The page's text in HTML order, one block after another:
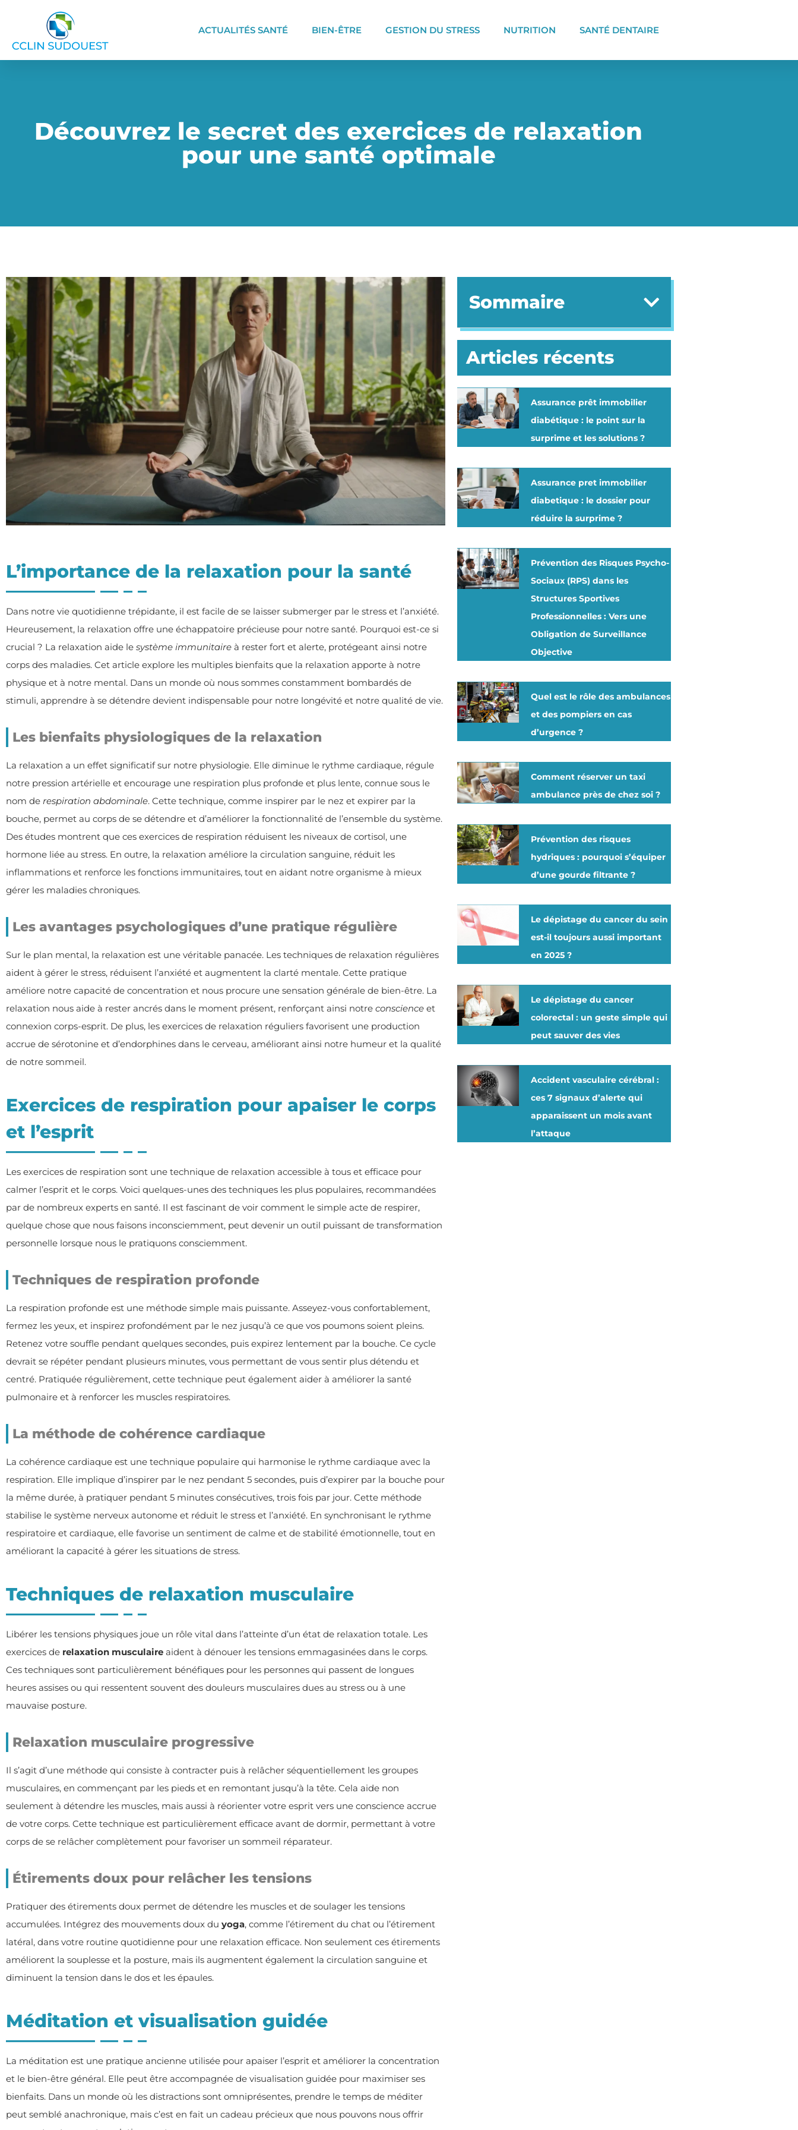
ACTUALITÉS SANTÉ BIEN-ÊTRE GESTION DU STRESS NUTRITION SANTÉ DENTAIRE
Découvrez le secret des exercices de relaxation
pour une santé optimale
L’importance de la relaxation pour la santé
Dans notre vie quotidienne trépidante, il est facile de se laisser submerger par le stress et l’anxiété.
Heureusement, la relaxation offre une échappatoire précieuse pour notre santé. Pourquoi est-ce si
crucial ? La relaxation aide le système immunitaire à rester fort et alerte, protégeant ainsi notre
corps des maladies. Cet article explore les multiples bienfaits que la relaxation apporte à notre
physique et à notre mental. Dans un monde où nous sommes constamment bombardés de
stimuli, apprendre à se détendre devient indispensable pour notre longévité et notre qualité de vie.
Les bienfaits physiologiques de la relaxation
La relaxation a un effet significatif sur notre physiologie. Elle diminue le rythme cardiaque, régule
notre pression artérielle et encourage une respiration plus profonde et plus lente, connue sous le
nom de respiration abdominale. Cette technique, comme inspirer par le nez et expirer par la
bouche, permet au corps de se détendre et d’améliorer la fonctionnalité de l’ensemble du système.
Des études montrent que ces exercices de respiration réduisent les niveaux de cortisol, une
hormone liée au stress. En outre, la relaxation améliore la circulation sanguine, réduit les
inflammations et renforce les fonctions immunitaires, tout en aidant notre organisme à mieux
gérer les maladies chroniques.
Les avantages psychologiques d’une pratique régulière
Sur le plan mental, la relaxation est une véritable panacée. Les techniques de relaxation régulières
aident à gérer le stress, réduisent l’anxiété et augmentent la clarté mentale. Cette pratique
améliore notre capacité de concentration et nous procure une sensation générale de bien-être. La
relaxation nous aide à rester ancrés dans le moment présent, renforçant ainsi notre conscience et
connexion corps-esprit. De plus, les exercices de relaxation réguliers favorisent une production
accrue de sérotonine et d’endorphines dans le cerveau, améliorant ainsi notre humeur et la qualité
de notre sommeil.
Exercices de respiration pour apaiser le corps
et l’esprit
Les exercices de respiration sont une technique de relaxation accessible à tous et efficace pour
calmer l’esprit et le corps. Voici quelques-unes des techniques les plus populaires, recommandées
par de nombreux experts en santé. Il est fascinant de voir comment le simple acte de respirer,
quelque chose que nous faisons inconsciemment, peut devenir un outil puissant de transformation
personnelle lorsque nous le pratiquons consciemment.
Techniques de respiration profonde
La respiration profonde est une méthode simple mais puissante. Asseyez-vous confortablement,
fermez les yeux, et inspirez profondément par le nez jusqu’à ce que vos poumons soient pleins.
Retenez votre souffle pendant quelques secondes, puis expirez lentement par la bouche. Ce cycle
devrait se répéter pendant plusieurs minutes, vous permettant de vous sentir plus détendu et
centré. Pratiquée régulièrement, cette technique peut également aider à améliorer la santé
pulmonaire et à renforcer les muscles respiratoires.
La méthode de cohérence cardiaque
La cohérence cardiaque est une technique populaire qui harmonise le rythme cardiaque avec la
respiration. Elle implique d’inspirer par le nez pendant 5 secondes, puis d’expirer par la bouche pour
la même durée, à pratiquer pendant 5 minutes consécutives, trois fois par jour. Cette méthode
stabilise le système nerveux autonome et réduit le stress et l’anxiété. En synchronisant le rythme
respiratoire et cardiaque, elle favorise un sentiment de calme et de stabilité émotionnelle, tout en
améliorant la capacité à gérer les situations de stress.
Techniques de relaxation musculaire
Libérer les tensions physiques joue un rôle vital dans l’atteinte d’un état de relaxation totale. Les
exercices de relaxation musculaire aident à dénouer les tensions emmagasinées dans le corps.
Ces techniques sont particulièrement bénéfiques pour les personnes qui passent de longues
heures assises ou qui ressentent souvent des douleurs musculaires dues au stress ou à une
mauvaise posture.
Relaxation musculaire progressive
Il s’agit d’une méthode qui consiste à contracter puis à relâcher séquentiellement les groupes
musculaires, en commençant par les pieds et en remontant jusqu’à la tête. Cela aide non
seulement à détendre les muscles, mais aussi à réorienter votre esprit vers une conscience accrue
de votre corps. Cette technique est particulièrement efficace avant de dormir, permettant à votre
corps de se relâcher complètement pour favoriser un sommeil réparateur.
Étirements doux pour relâcher les tensions
Pratiquer des étirements doux permet de détendre les muscles et de soulager les tensions
accumulées. Intégrez des mouvements doux du yoga, comme l’étirement du chat ou l’étirement
latéral, dans votre routine quotidienne pour une relaxation efficace. Non seulement ces étirements
améliorent la souplesse et la posture, mais ils augmentent également la circulation sanguine et
diminuent la tension dans le dos et les épaules.
Méditation et visualisation guidée
La méditation est une pratique ancienne utilisée pour apaiser l’esprit et améliorer la concentration
et le bien-être général. Elle peut être accompagnée de visualisation guidée pour maximiser ses
bienfaits. Dans un monde où les distractions sont omniprésentes, prendre le temps de méditer
peut semblé anachronique, mais c’est en fait un cadeau précieux que nous pouvons nous offrir
Sommaire
Articles récents
Assurance prêt immobilier
diabétique : le point sur la
surprime et les solutions ?
Assurance pret immobilier
diabetique : le dossier pour
réduire la surprime ?
Prévention des Risques Psycho-
Sociaux (RPS) dans les
Structures Sportives
Professionnelles : Vers une
Obligation de Surveillance
Objective
Quel est le rôle des ambulances
et des pompiers en cas
d’urgence ?
Comment réserver un taxi
ambulance près de chez soi ?
Prévention des risques
hydriques : pourquoi s’équiper
d’une gourde filtrante ?
Le dépistage du cancer du sein
est-il toujours aussi important
en 2025 ?
Le dépistage du cancer
colorectal : un geste simple qui
peut sauver des vies
Accident vasculaire cérébral :
ces 7 signaux d’alerte qui
apparaissent un mois avant
l’attaque